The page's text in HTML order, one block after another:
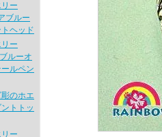
ー
ブルー
ヘッド
ー
ルーオ
ルペン
のホエ
トトッ
ー